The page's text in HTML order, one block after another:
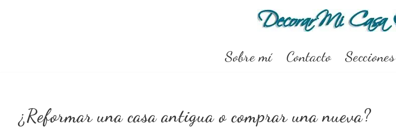
Sobre mí Contacto Secciones
¿Reformar una casa antigua o comprar una nueva?